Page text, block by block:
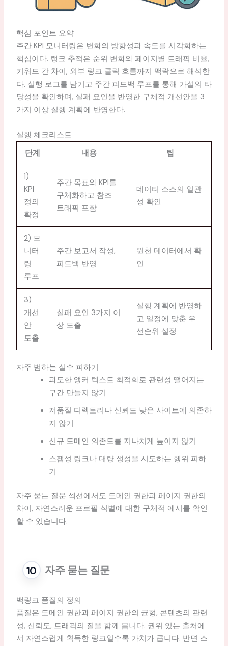
핵심 포인트 요약
주간 KPI 모니터링은 변화의 방향성과 속도를 시각화하는
핵심이다. 랭크 추적은 순위 변화와 페이지별 트래픽 비율,
키워드 간 차이, 외부 링크 클릭 흐름까지 맥락으로 해석한
다. 실행 로그를 남기고 주간 피드백 루프를 통해 가설의 타
당성을 확인하며, 실패 요인을 반영한 구체적 개선안을 3
가지 이상 실행 계획에 반영한다.
실행 체크리스트
단계
내용 팁
1)
KPI
정의
확정
주간 목표와 KPI를
구체화하고 참조
트래픽 포함
데이터 소스의 일관
성 확인
2) 모
니터
링
루프
주간 보고서 작성,
피드백 반영
원천 데이터에서 확
인
3)
개선
안
도출
실패 요인 3가지 이
상 도출
실행 계획에 반영하
고 일정에 맞춘 우
선순위 설정
자주 범하는 실수 피하기
과도한 앵커 텍스트 최적화로 관련성 떨어지는
구간 만들지 않기
저품질 디렉토리나 신뢰도 낮은 사이트에 의존하
지 않기
신규 도메인 의존도를 지나치게 높이지 않기
스팸성 링크나 대량 생성을 시도하는 행위 피하
기
자주 묻는 질문 섹션에서도 도메인 권한과 페이지 권한의
차이, 자연스러운 프로필 식별에 대한 구체적 예시를 확인
할 수 있습니다.
자주 묻는 질문
백링크 품질의 정의
품질은 도메인 권한과 페이지 권한의 균형, 콘텐츠의 관련
성, 신뢰도, 트래픽의 질을 함께 봅니다. 권위 있는 출처에
서 자연스럽게 획득한 링크일수록 가치가 큽니다. 반면 스